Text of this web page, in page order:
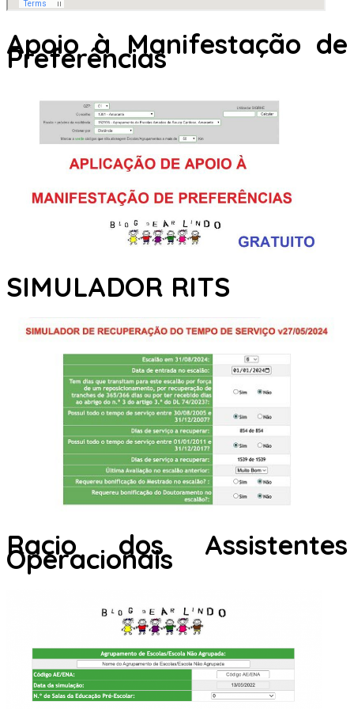
Apoio à Manifestação de
Preferências
SIMULADOR RITS
Racio dos Assistentes
Operacionais